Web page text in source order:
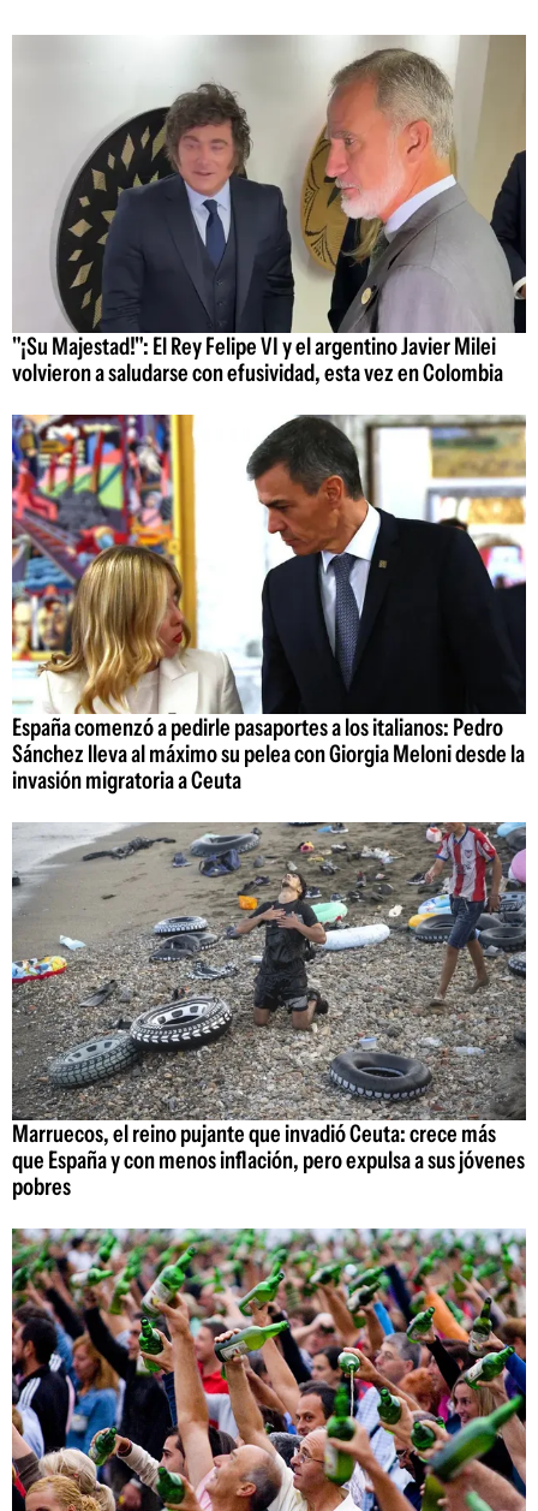
"¡Su Majestad!": El Rey Felipe VI y el argentino Javier Milei
volvieron a saludarse con efusividad, esta vez en Colombia
España comenzó a pedirle pasaportes a los italianos: Pedro
Sánchez lleva al máximo su pelea con Giorgia Meloni desde la
invasión migratoria a Ceuta
Marruecos, el reino pujante que invadió Ceuta: crece más
que España y con menos inflación, pero expulsa a sus jóvenes
pobres